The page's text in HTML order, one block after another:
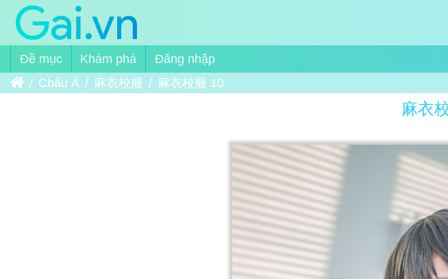
Đề mục Khám phá
Đăng nhập
Trang chủ
Châu Á 麻衣校服 麻衣校服 10
麻衣